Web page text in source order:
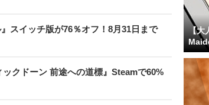
スイッチ版が76％オフ！8月31日まで
クドーン 前途への道標』Steamで60%
【大